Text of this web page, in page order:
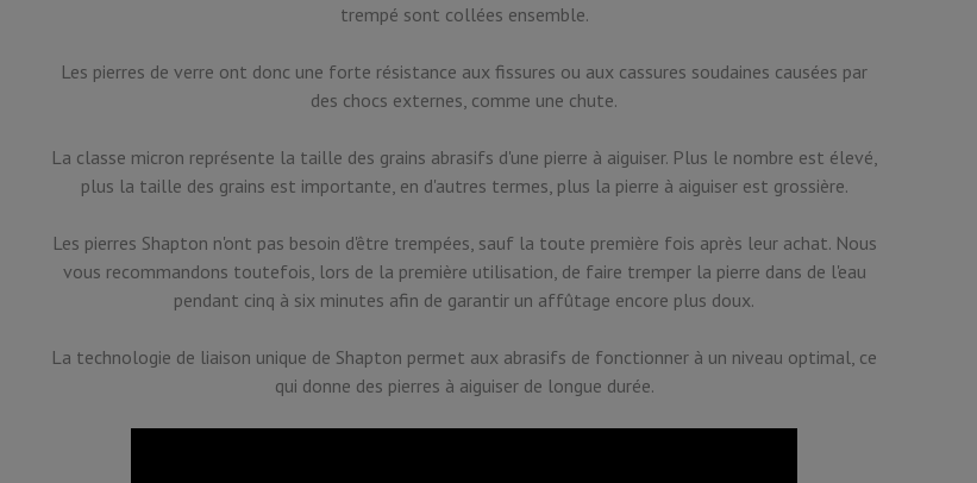
trempé sont collées ensemble.
Les pierres de verre ont donc une forte résistance aux fissures ou aux cassures soudaines causées par
des chocs externes, comme une chute.
La classe micron représente la taille des grains abrasifs d'une pierre à aiguiser. Plus le nombre est élevé,
plus la taille des grains est importante, en d'autres termes, plus la pierre à aiguiser est grossière.
Les pierres Shapton n'ont pas besoin d'être trempées, sauf la toute première fois après leur achat. Nous
vous recommandons toutefois, lors de la première utilisation, de faire tremper la pierre dans de l'eau
pendant cinq à six minutes afin de garantir un affûtage encore plus doux.
La technologie de liaison unique de Shapton permet aux abrasifs de fonctionner à un niveau optimal, ce
qui donne des pierres à aiguiser de longue durée.